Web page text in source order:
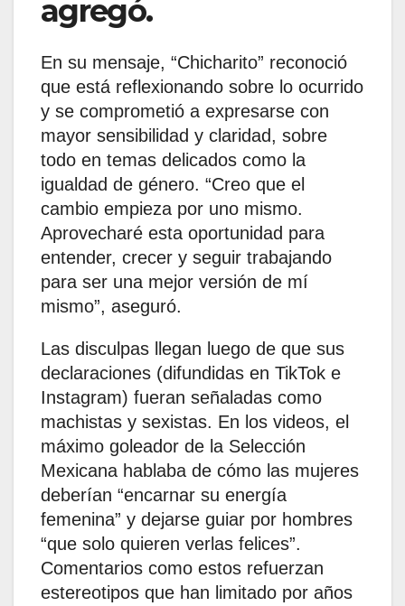
agregó.
En su mensaje, “Chicharito” reconoció
que está reflexionando sobre lo ocurrido
y se comprometió a expresarse con
mayor sensibilidad y claridad, sobre
todo en temas delicados como la
igualdad de género. “Creo que el
cambio empieza por uno mismo.
Aprovecharé esta oportunidad para
entender, crecer y seguir trabajando
para ser una mejor versión de mí
mismo”, aseguró.
Las disculpas llegan luego de que sus
declaraciones (difundidas en TikTok e
Instagram) fueran señaladas como
machistas y sexistas. En los videos, el
máximo goleador de la Selección
Mexicana hablaba de cómo las mujeres
deberían “encarnar su energía
femenina” y dejarse guiar por hombres
“que solo quieren verlas felices”.
Comentarios como estos refuerzan
estereotipos que han limitado por años